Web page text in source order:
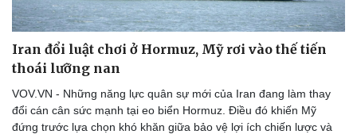
Iran đổi luật chơi ở Hormuz, Mỹ rơi vào thế tiến
thoái lưỡng nan
VOV.VN - Những năng lực quân sự mới của Iran đang làm thay
đổi cán cân sức mạnh tại eo biển Hormuz. Điều đó khiến Mỹ
đứng trước lựa chọn khó khăn giữa bảo vệ lợi ích chiến lược và